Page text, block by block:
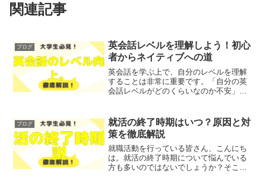
関連記事
ブログ
英会話レベルを理解しよう！初心
者からネイティブへの道
英会話を学ぶ上で、自分のレベルを理解
することは非常に重要です。「自分の英
会話レベルがどのくらいなのか不安」
しょう。そこで今回は、英会話のレベル
について、初心者からネイテ...
ブログ
就活の終了時期はいつ？原因と対
策を徹底解説
就職活動を行っている皆さん、こんにち
は。就活の終了時期について悩んでいる
方も多いのではないでしょうか？そこで